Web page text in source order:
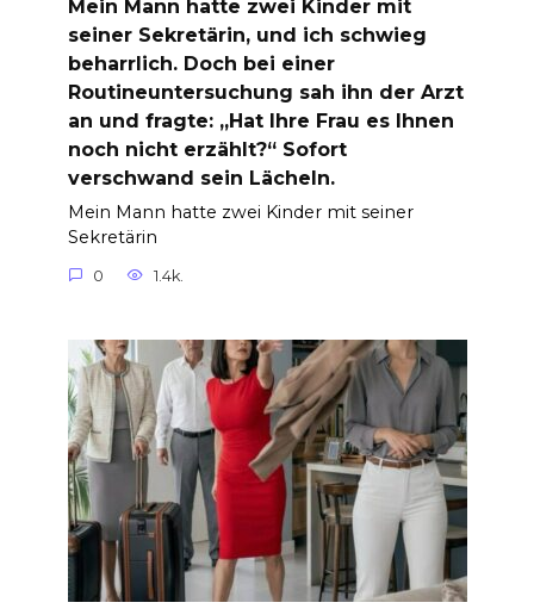
Mein Mann hatte zwei Kinder mit
seiner Sekretärin, und ich schwieg
beharrlich. Doch bei einer
Routineuntersuchung sah ihn der Arzt
an und fragte: „Hat Ihre Frau es Ihnen
noch nicht erzählt?“ Sofort
verschwand sein Lächeln.
Mein Mann hatte zwei Kinder mit seiner
Sekretärin
0 1.4k.